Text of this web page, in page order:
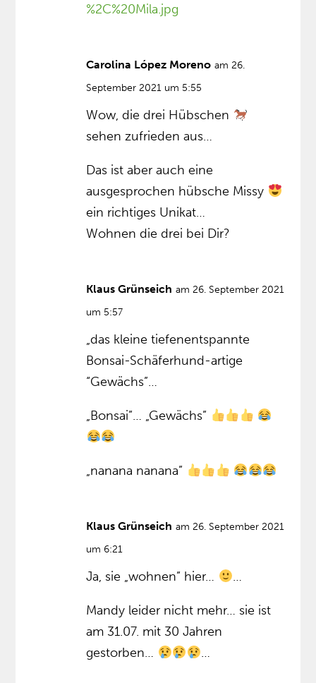
%2C%20Mila.jpg
Carolina López Moreno am 26.
September 2021 um 5:55
Wow, die drei Hübschen
sehen zufrieden aus…
Das ist aber auch eine
ausgesprochen hübsche Missy
ein richtiges Unikat…
Wohnen die drei bei Dir?
Klaus Grünseich am 26. September 2021
um 5:57
„das kleine tiefenentspannte
Bonsai-Schäferhund-artige
“Gewächs”…
„Bonsai”… „Gewächs”
„nanana nanana”
Klaus Grünseich am 26. September 2021
um 6:21
Ja, sie „wohnen” hier… …
Mandy leider nicht mehr… sie ist
am 31.07. mit 30 Jahren
gestorben…
…